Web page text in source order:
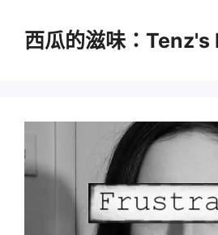
西瓜的滋味：Tenz's